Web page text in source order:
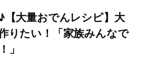
【大量おでんレシピ】大
りたい！「家族みんなで
」